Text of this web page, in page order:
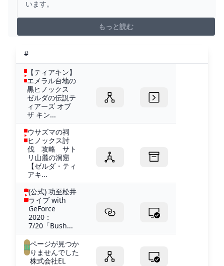
います。
もっと読む
#
【ティアキン】
エメラル台地の
黒ヒノックス
ゼルダの伝説テ
ィアーズ オブ
ザ キン...
ウサズマの祠
ヒノックス討
伐 攻略 サト
リ山麓の洞窟
【ゼルダ・ティ
アキ...
(公式) 功至松井
ライブ with
GeForce
2020：
7/20「Bush...
ページが見つか
りませんでした
株式会社EL